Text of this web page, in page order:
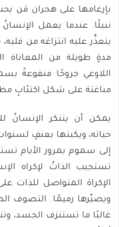
بإرغامها على هجران مَن
نبيلًا. عندما يعمل
يتعذَّر عليه انتزاعَه من
مدةٍ طويلة من المعاناة
اللاوعي جروحًا منقوعةً
مباغتة على شكل اكتئابٍ
يمكن أن يتنكر الإنسانُ
حياته، ويكبتها بعنفٍ
إلى سموم بمرور الأيام
تستجيب الذاتُ لإكراه
الإكراهَ المتواصل للذات
ويصيّرها رميمًا. التصوف
غالبًا ما تستنزف الجسد،